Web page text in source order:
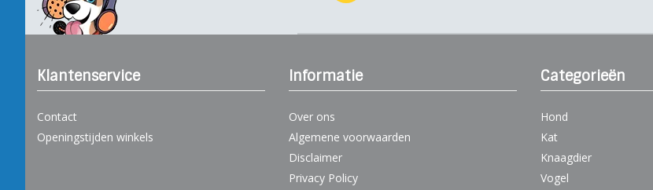
Klantenservice
Contact
Openingstijden winkels
Informatie
Over ons
Algemene voorwaarden
Disclaimer
Privacy Policy
Categorieën
Hond
Kat
Knaagdier
Vogel